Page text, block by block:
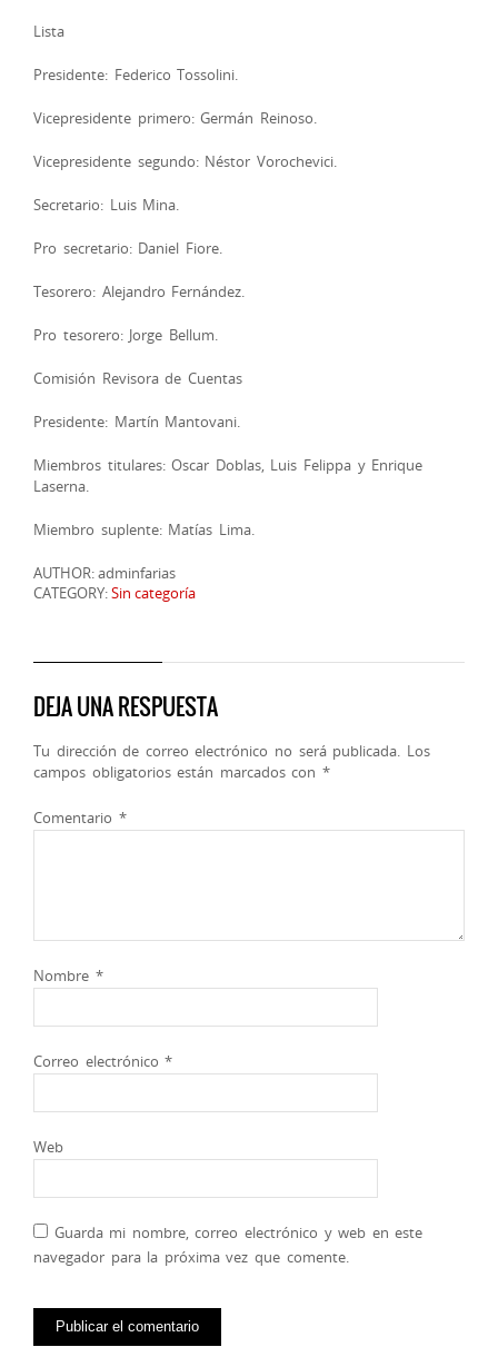
Lista
Presidente: Federico Tossolini.
Vicepresidente primero: Germán Reinoso.
Vicepresidente segundo: Néstor Vorochevici.
Secretario: Luis Mina.
Pro secretario: Daniel Fiore.
Tesorero: Alejandro Fernández.
Pro tesorero: Jorge Bellum.
Comisión Revisora de Cuentas
Presidente: Martín Mantovani.
Miembros titulares: Oscar Doblas, Luis Felippa y Enrique
Laserna.
Miembro suplente: Matías Lima.
AUTHOR: adminfarias
CATEGORY:Sin categoría
DEJA UNA RESPUESTA
Tu dirección de correo electrónico no será publicada. Los
campos obligatorios están marcados con *
Comentario *
Nombre *
Correo electrónico*
Web
Guarda mi nombre, correo electrónico y web en este
navegador para la próxima vez que comente.